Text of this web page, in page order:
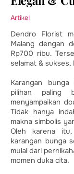
Artikel
Dendro Florist
Malang dengan
Rp700 ribu.
selamat &
Karangan
pilihan paling
menyampaikan
Tidak hanya
makna simbolis
Oleh karena
karangan bunga
mulai dari
momen duka cita.